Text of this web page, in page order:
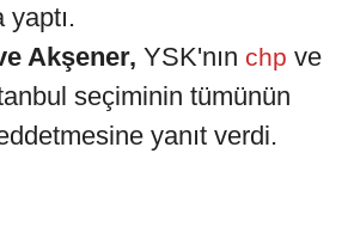
yaptı.
Akşener, YSK'nın chp ve
seçiminin tümünün
yanıt verdi.